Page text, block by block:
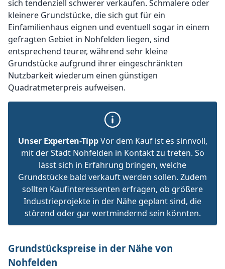
sich tendenziell schwerer verkaufen. Schmalere oder
kleinere Grundstücke, die sich gut für ein
Einfamilienhaus eignen und eventuell sogar in einem
gefragten Gebiet in Nohfelden liegen, sind
entsprechend teurer, während sehr kleine
Grundstücke aufgrund ihrer eingeschränkten
Nutzbarkeit wiederum einen günstigen
Quadratmeterpreis aufweisen.
Unser Experten-TippVor dem Kauf ist es sinnvoll,
mit der Stadt Nohfelden in Kontakt zu treten. So
lässt sich in Erfahrung bringen, welche
Grundstücke bald verkauft werden sollen. Zudem
sollten Kaufinteressenten erfragen, ob größere
Industrieprojekte in der Nähe geplant sind, die
störend oder gar wertmindernd sein könnten.
Grundstückspreise in der Nähe von
Nohfelden